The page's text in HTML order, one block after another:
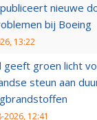
nieuwe
bij Boeing
13:22
geeft groen licht
steun aan
2026, 12:41